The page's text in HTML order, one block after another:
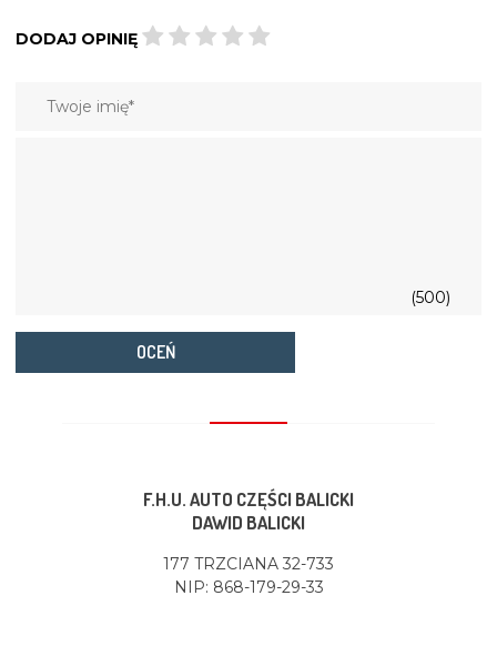
DODAJ OPINIĘ
(500)
OCEŃ
F.H.U. AUTO CZĘŚCI BALICKI
DAWID BALICKI
177 TRZCIANA 32-733
NIP: 868-179-29-33